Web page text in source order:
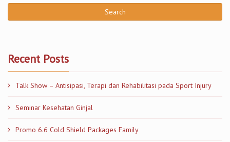
Recent Posts
Talk Show – Antisipasi, Terapi dan Rehabilitasi pada Sport Injury
Seminar Kesehatan Ginjal
Promo 6.6 Cold Shield Packages Family